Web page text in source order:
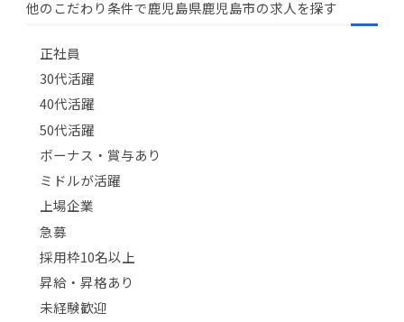
他のこだわり条件で鹿児島県鹿児島市の求人を探す
正社員
30代活躍
40代活躍
50代活躍
ボーナス・賞与あり
ミドルが活躍
上場企業
急募
採用枠10名以上
昇給・昇格あり
未経験歓迎